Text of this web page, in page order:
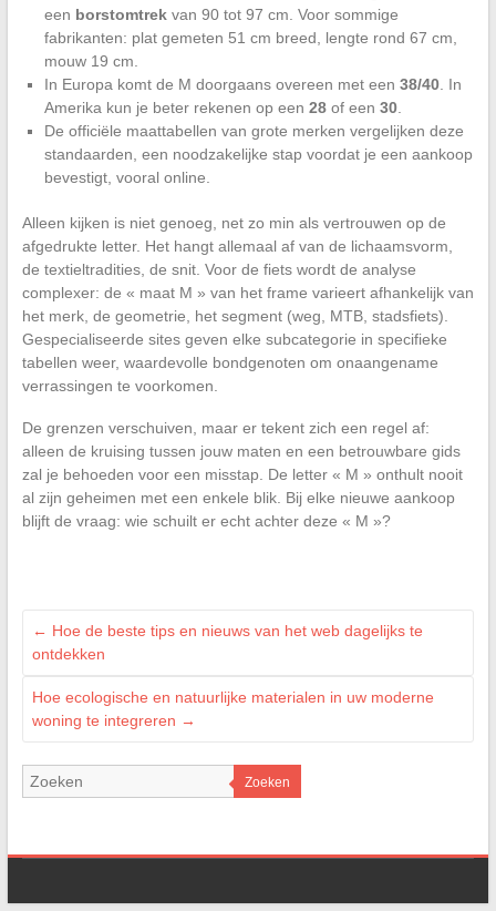
een borstomtrekvan 90 tot 97 cm. Voor sommige
fabrikanten: plat gemeten 51 cm breed, lengte rond 67 cm,
mouw 19 cm.
In Europa komt de M doorgaans overeen met een 38/40. In
Amerika kun je beter rekenen op een 28of een 30.
De officiële maattabellen van grote merken vergelijken deze
standaarden, een noodzakelijke stap voordat je een aankoop
bevestigt, vooral online.
Alleen kijken is niet genoeg, net zo min als vertrouwen op de
afgedrukte letter. Het hangt allemaal af van de lichaamsvorm,
de textieltradities, de snit. Voor de fiets wordt de analyse
complexer: de « maat M » van het frame varieert afhankelijk van
het merk, de geometrie, het segment (weg, MTB, stadsfiets).
Gespecialiseerde sites geven elke subcategorie in specifieke
tabellen weer, waardevolle bondgenoten om onaangename
verrassingen te voorkomen.
De grenzen verschuiven, maar er tekent zich een regel af:
alleen de kruising tussen jouw maten en een betrouwbare gids
zal je behoeden voor een misstap. De letter « M » onthult nooit
al zijn geheimen met een enkele blik. Bij elke nieuwe aankoop
blijft de vraag: wie schuilt er echt achter deze « M »?
← Hoe de beste tips en nieuws van het web dagelijks te
ontdekken
Hoe ecologische en natuurlijke materialen in uw moderne
woning te integreren →
Zoeken